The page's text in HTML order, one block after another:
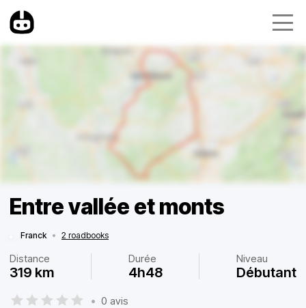
Entre vallée et monts
Franck • 2 roadbooks
Distance
319 km
Durée
4h48
Niveau
Débutant
• 0 avis